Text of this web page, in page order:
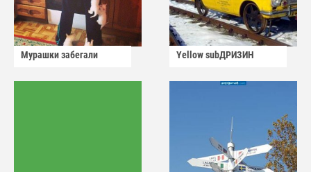
Мурашки забегали Yellow subДРИЗИН